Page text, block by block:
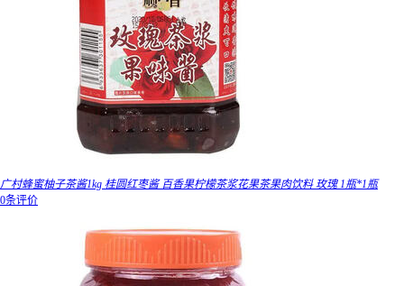
广村蜂蜜柚子茶酱1kg 桂圆红枣酱 百香果柠檬茶浆花果茶果肉饮料 玫瑰 1瓶*1瓶
0条评价